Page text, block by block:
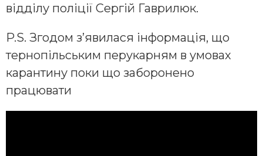
відділу поліції Сергій Гаврилюк.
P.S. Згодом з’явилася інформація, що
тернопільським перукарням в умовах
карантину поки що заборонено
працювати